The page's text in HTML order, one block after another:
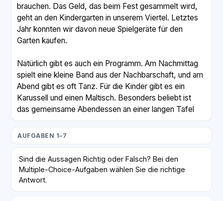
brauchen. Das Geld, das beim Fest gesammelt wird,
geht an den Kindergarten in unserem Viertel. Letztes
Jahr konnten wir davon neue Spielgeräte für den
Garten kaufen.
Natürlich gibt es auch ein Programm. Am Nachmittag
spielt eine kleine Band aus der Nachbarschaft, und am
Abend gibt es oft Tanz. Für die Kinder gibt es ein
Karussell und einen Maltisch. Besonders beliebt ist
das gemeinsame Abendessen an einer langen Tafel
zusammen und reden über die vergangenen Monate.
Damit alles gut funktioniert, treffen sich die
Organisatoren schon im Mai zum ersten Mal. Sie
planen, wer welche Aufgabe übernimmt, und
AUFGABEN 1–7
Sind die Aussagen Richtig oder Falsch? Bei den
Multiple-Choice-Aufgaben wählen Sie die richtige
Antwort.